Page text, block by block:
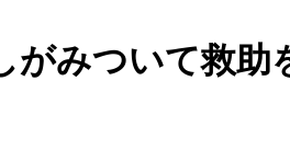
がみついて救